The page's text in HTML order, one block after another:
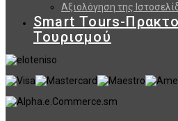
Αξιολόγηση της
Smart Tours-
Τουρισμού